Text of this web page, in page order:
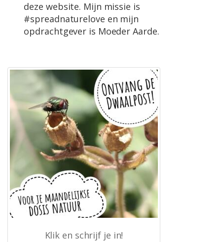
deze website. Mijn missie is
#spreadnaturelove en mijn
opdrachtgever is Moeder Aarde.
Klik en schrijf je in!